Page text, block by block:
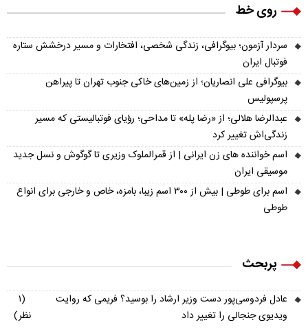
روی خط
سردار آزمون؛ بیوگرافی، زندگی شخصی، افتخارات و مسیر درخشش ستاره
فوتبال ایران
بیوگرافی علی انصاریان؛ از زمین‌های خاکی جنوب تهران تا پیراهن
پرسپولیس
عبدالرضا هلالی؛ از «رضا پله» تا مداحی؛ رؤیای فوتبالیستی که مسیر
زندگی‌اش تغییر کرد
اسم خواننده های زن ایرانی | از قمرالملوک وزیری تا گوگوش و نسل جدید
موسیقی ایران
اسم برای طوطی | بیش از ۳۰۰ اسم زیبا، بامزه، خاص و خارجی برای انواع
طوطی
پربحث
عادل فردوسی‌پور دست وزیر ارشاد را بوسید؟ فریمی که روایت
ویدیوی جنجالی را تغییر داد
(۱
نظر)